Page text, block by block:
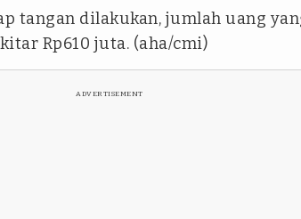
tangan dilakukan, jumlah uang
Rp610 juta. (aha/cmi)
ADVERTISEMENT